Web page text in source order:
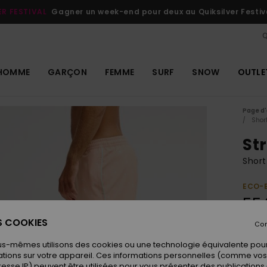
FESTIVAL Gagner un week-end pour deux au Quiksilver
GARÇON FEMME SURF SNOW
Page
ECO-
COOKIES
mêmes utilisons des cookies ou une technologie équivalente
sur votre appareil. Ces informations personnelles (comme